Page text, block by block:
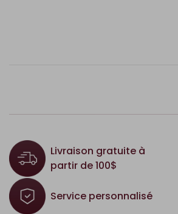
Livraison gratuite à
partir de 100$
Service personnalisé